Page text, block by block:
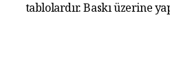
tablolardır. Baskı üzerine